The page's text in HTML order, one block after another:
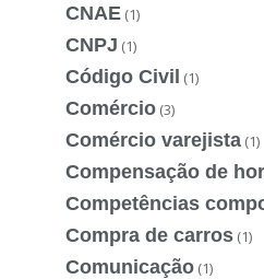
CNAE (1)
CNPJ (1)
Código Civil (1)
Comércio (3)
Comércio varejista (1)
Compensação de
Competências
Compra de carros (1)
Comunicação (1)